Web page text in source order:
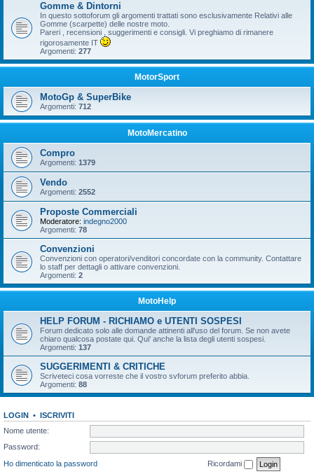
Gomme & Dintorni
In questo sottoforum gli argomenti trattati sono esclusivamente Relativi alle
Gomme (scarpette) delle nostre moto.
Pareri , recensioni , suggerimenti e consigli. Vi preghiamo di rimanere
rigorosamente IT
Argomenti: 277
MotorSport
MotoGp & SuperBike
Argomenti: 712
MotoMercatino
Compro
Argomenti: 1379
Vendo
Argomenti: 2552
Proposte Commerciali
Moderatore: indegno2000
Argomenti: 78
Convenzioni
Convenzioni con operatori/venditori concordate con la community. Contattare
lo staff per dettagli o attivare convenzioni.
Argomenti: 2
MotoHelp
HELP FORUM - RICHIAMO e UTENTI SOSPESI
Forum dedicato solo alle domande attinenti all'uso del forum. Se non avete
chiaro qualcosa postate qui. Qui' anche la lista degli utenti sospesi.
Argomenti: 137
SUGGERIMENTI & CRITICHE
Scriveteci cosa vorreste che il vostro svforum preferito abbia.
Argomenti: 88
LOGIN • ISCRIVITI
Nome utente:
Password:
Ho dimenticato la password
Ricordami